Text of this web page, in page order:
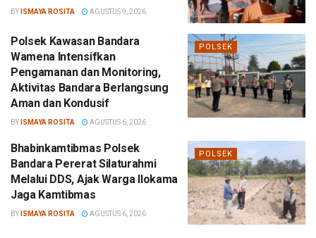
BY ISMAYA ROSITA AGUSTUS 9, 2026
POLSEK
Polsek Kawasan Bandara
Wamena Intensifkan
Pengamanan dan Monitoring,
Aktivitas Bandara Berlangsung
Aman dan Kondusif
BY ISMAYA ROSITA AGUSTUS 6, 2026
POLSEK
Bhabinkamtibmas Polsek
Bandara Pererat Silaturahmi
Melalui DDS, Ajak Warga Ilokama
Jaga Kamtibmas
BY ISMAYA ROSITA AGUSTUS 6, 2026